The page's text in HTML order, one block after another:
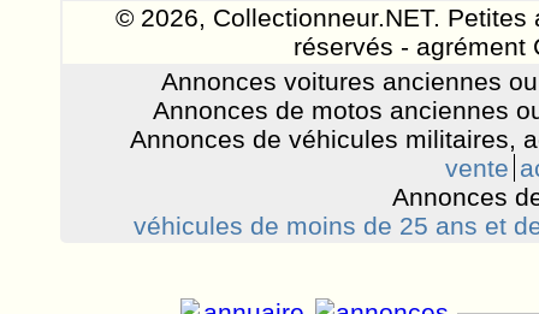
© 2026, Collectionneur.NET.
réservés - agrément
Annonces voitures anciennes
Annonces de motos anciennes
Annonces de véhicules militaires,
vente
Annonces
véhicules de moins de 25 ans et